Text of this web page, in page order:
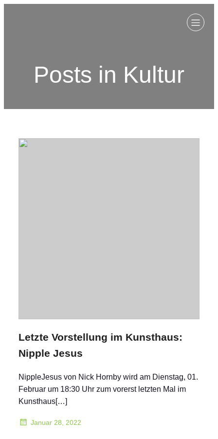
Posts in Kultur
Letzte Vorstellung im Kunsthaus:
Nipple Jesus
NippleJesus von Nick Hornby wird am Dienstag, 01.
Februar um 18:30 Uhr zum vorerst letzten Mal im
Kunsthaus[…]
Januar 28, 2022